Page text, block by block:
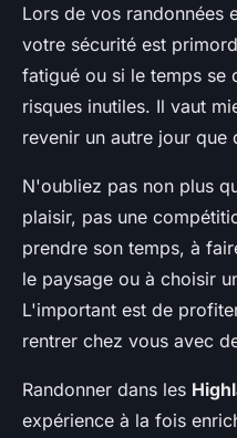
Lors de vos randonnées
votre sécurité est
fatigué ou si le temps se
risques inutiles. Il vaut
revenir un autre jour que
N'oubliez pas non plus
plaisir, pas une
prendre son temps, à
le paysage ou à choisir
L'important est de
rentrer chez vous avec
Randonner dans les
expérience à la fois